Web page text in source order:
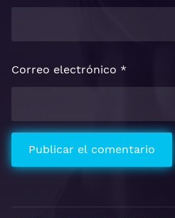
Correo electrónico *